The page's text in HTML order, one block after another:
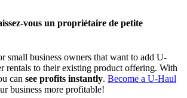
vous un propriétaire de petite
small business owners that want to add U-
rentals to their existing product offering. With
can see profits instantly. Become a U-Haul
business more profitable!